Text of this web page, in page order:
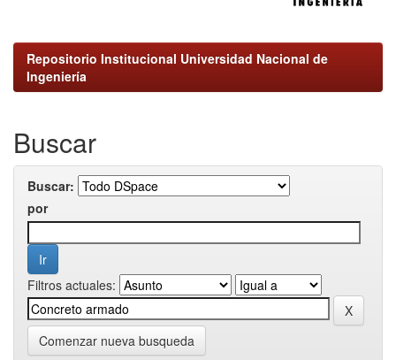
Repositorio Institucional Universidad Nacional de
Ingeniería
Buscar
Buscar:
por
Filtros actuales:
Comenzar nueva busqueda